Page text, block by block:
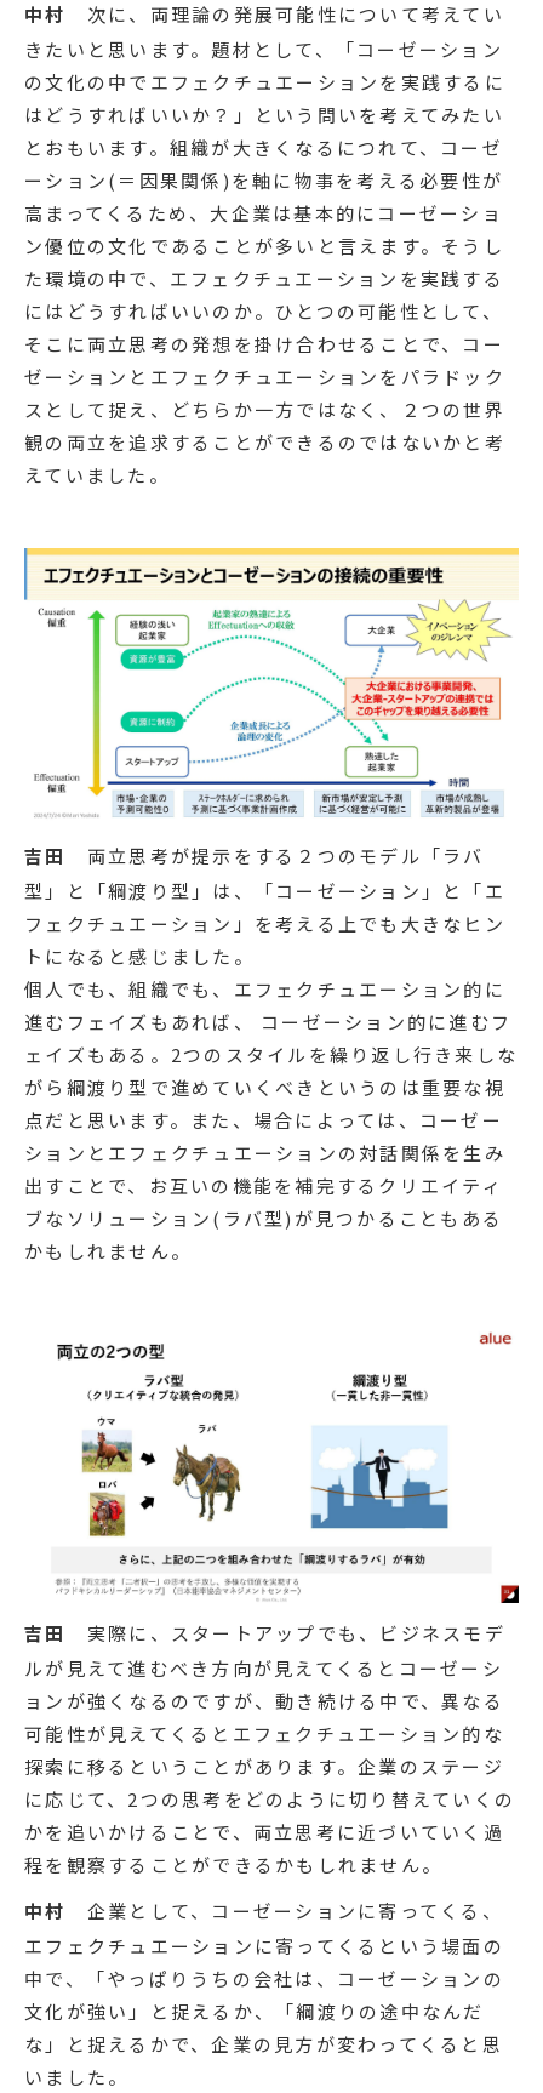
中村
次に、両理論の発展可能性について考えてい
きたいと思います。題材として、「コーゼーション
の文化の中でエフェクチュエーションを実践するに
はどうすればいいか？」という問いを考えてみたい
とおもいます。組織が大きくなるにつれて、コーゼ
ーション(＝因果関係)を軸に物事を考える必要性が
高まってくるため、大企業は基本的にコーゼーショ
ン優位の文化であることが多いと言えます。そうし
た環境の中で、エフェクチュエーションを実践する
にはどうすればいいのか。ひとつの可能性として、
そこに両立思考の発想を掛け合わせることで、コー
ゼーションとエフェクチュエーションをパラドック
スとして捉え、どちらか一方ではなく、２つの世界
観の両立を追求することができるのではないかと考
えていました。
吉田
両立思考が提示をする２つのモデル「ラバ
型」と「綱渡り型」は、「コーゼーション」と「エ
フェクチュエーション」を考える上でも大きなヒン
トになると感じました。
個人でも、組織でも、エフェクチュエーション的に
進むフェイズもあれば、 コーゼーション的に進むフ
ェイズもある。2つのスタイルを繰り返し行き来しな
がら綱渡り型で進めていくべきというのは重要な視
点だと思います。また、場合によっては、コーゼー
ションとエフェクチュエーションの対話関係を生み
出すことで、お互いの機能を補完するクリエイティ
ブなソリューション(ラバ型)が見つかることもある
かもしれません。
吉田
実際に、スタートアップでも、ビジネスモデ
ルが見えて進むべき方向が見えてくるとコーゼーシ
ョンが強くなるのですが、動き続ける中で、異なる
可能性が見えてくるとエフェクチュエーション的な
探索に移るということがあります。企業のステージ
に応じて、2つの思考をどのように切り替えていくの
かを追いかけることで、両立思考に近づいていく過
程を観察することができるかもしれません。
中村
企業として、コーゼーションに寄ってくる、
エフェクチュエーションに寄ってくるという場面の
中で、「やっぱりうちの会社は、コーゼーションの
文化が強い」と捉えるか、「綱渡りの途中なんだ
な」と捉えるかで、企業の見方が変わってくると思
いました。